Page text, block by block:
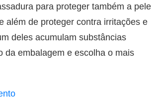
para proteger também a pele
além de proteger contra irritações e
deles acumulam substâncias
da embalagem e escolha o mais